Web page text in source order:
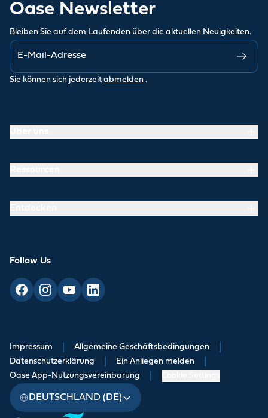
Oase Newsletter
Bleiben Sie auf dem Laufenden über die aktuellen Neuigkeiten.
Sie können sich jederzeit abmelden .
Follow Us
Impressum Allgemeine Geschäftsbedingungen
Datenschutzerklärung Ein Anliegen melden
Oase App-Nutzungsvereinbarung
DEUTSCHLAND (DE)